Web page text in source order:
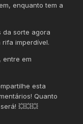
enquanto tem a
da sorte agora
imperdível.
entre em
esta
Quanto
💥💥💥